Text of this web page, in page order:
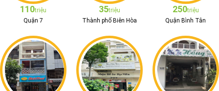
110triệu
Quận 7
35triệu
Thành phố Biên Hòa
250triệu
Quận Bình Tân